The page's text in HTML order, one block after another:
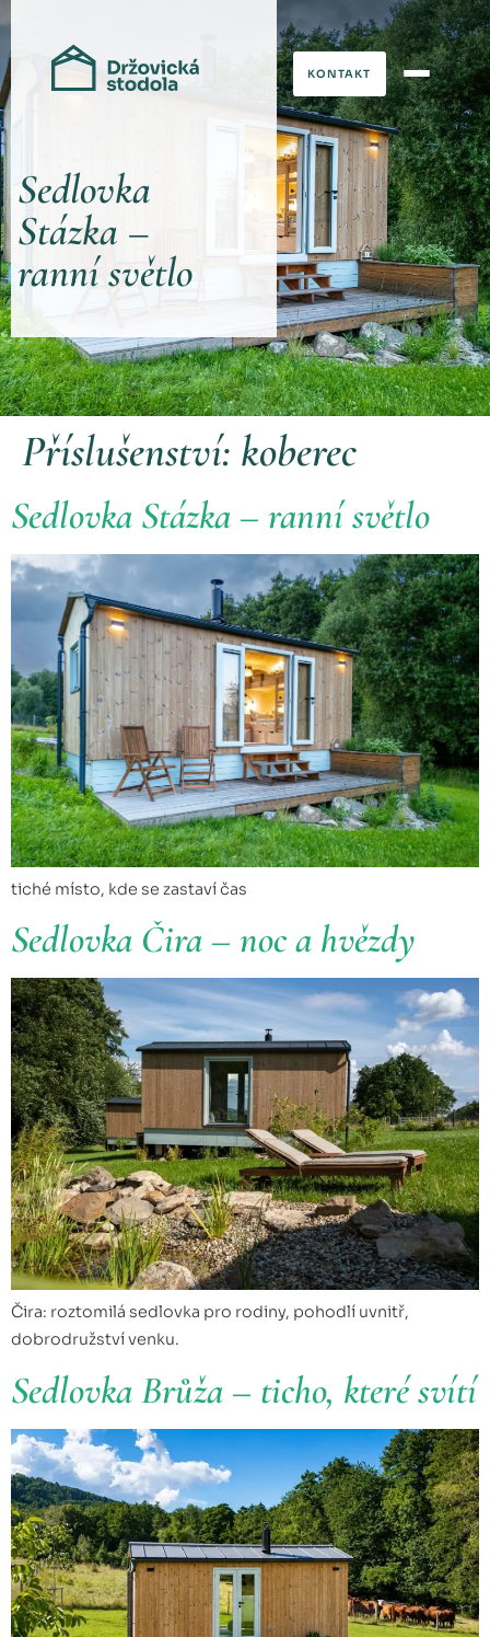
Sedlovka
Stázka –
ranní světlo
KONTAKT
Příslušenství: koberec
Sedlovka Stázka – ranní světlo
tiché místo, kde se zastaví čas
Sedlovka Čira – noc a hvězdy
Čira: roztomilá sedlovka pro rodiny, pohodlí uvnitř,
dobrodružství venku.
Sedlovka Brůža – ticho, které svítí